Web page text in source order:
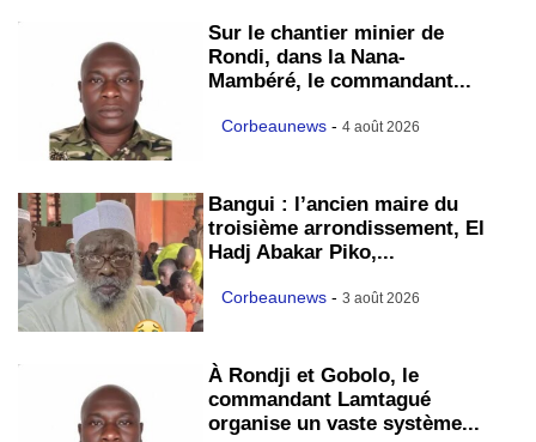
Sur le chantier minier de
Rondi, dans la Nana-
Mambéré, le commandant...
Corbeaunews - 4 août 2026
Bangui : l’ancien maire du
troisième arrondissement, El
Hadj Abakar Piko,...
Corbeaunews - 3 août 2026
À Rondji et Gobolo, le
commandant Lamtagué
organise un vaste système...